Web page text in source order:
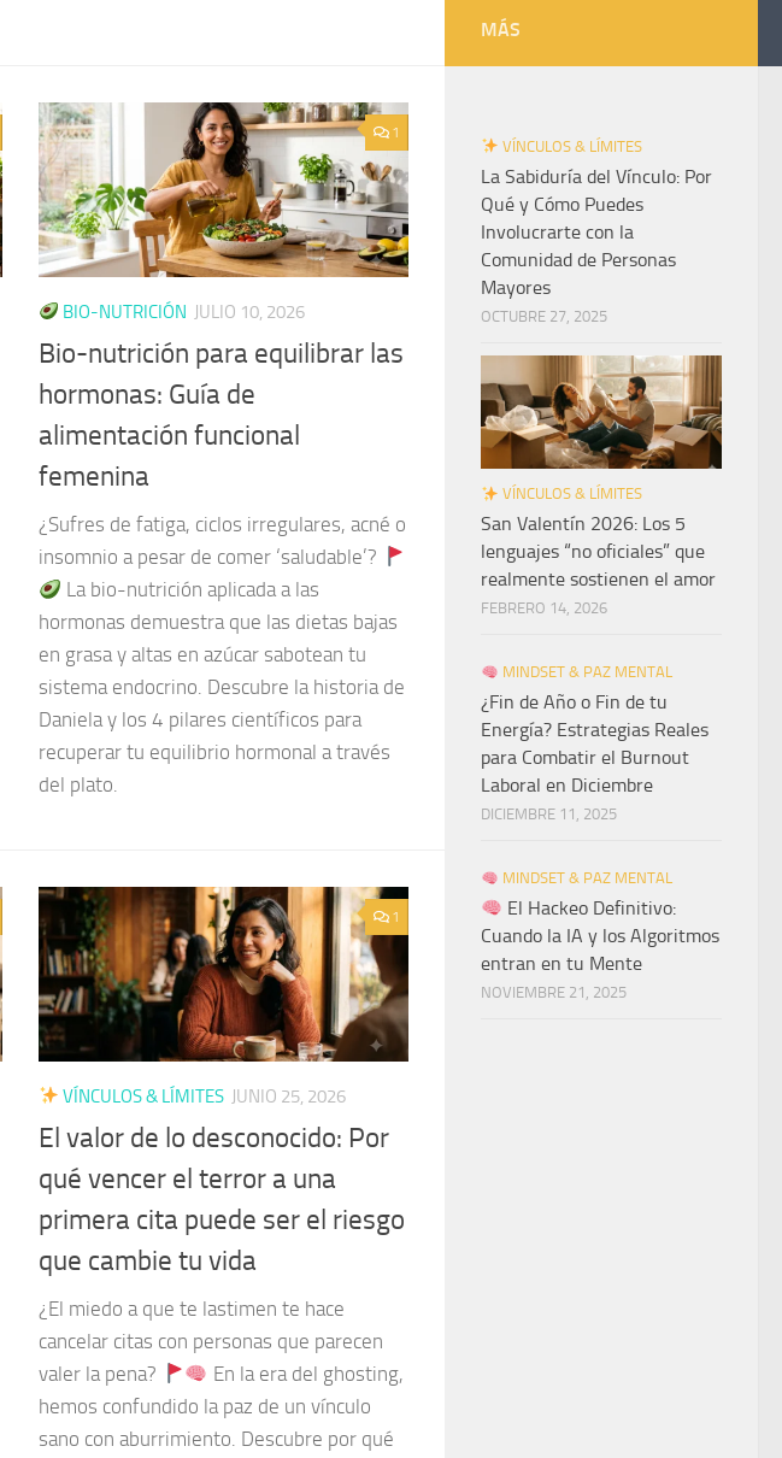
1
BIO-NUTRICIÓN JULIO 10, 2026
Bio-nutrición para equilibrar las
hormonas: Guía de
alimentación funcional
femenina
¿Sufres de fatiga, ciclos irregulares, acné o
insomnio a pesar de comer ‘saludable’?
La bio-nutrición aplicada a las
hormonas demuestra que las dietas bajas
en grasa y altas en azúcar sabotean tu
sistema endocrino. Descubre la historia de
Daniela y los 4 pilares científicos para
recuperar tu equilibrio hormonal a través
del plato.
1
VÍNCULOS & LÍMITES JUNIO 25, 2026
El valor de lo desconocido: Por
qué vencer el terror a una
primera cita puede ser el riesgo
que cambie tu vida
¿El miedo a que te lastimen te hace
cancelar citas con personas que parecen
valer la pena?
En la era del ghosting,
hemos confundido la paz de un vínculo
sano con aburrimiento. Descubre por qué
MÁS
VÍNCULOS & LÍMITES
La Sabiduría del Vínculo: Por
Qué y Cómo Puedes
Involucrarte con la
Comunidad de Personas
Mayores
OCTUBRE 27, 2025
VÍNCULOS & LÍMITES
San Valentín 2026: Los 5
lenguajes “no oficiales” que
realmente sostienen el amor
FEBRERO 14, 2026
MINDSET & PAZ MENTAL
¿Fin de Año o Fin de tu
Energía? Estrategias Reales
para Combatir el Burnout
Laboral en Diciembre
DICIEMBRE 11, 2025
MINDSET & PAZ MENTAL
El Hackeo Definitivo:
Cuando la IA y los Algoritmos
entran en tu Mente
NOVIEMBRE 21, 2025